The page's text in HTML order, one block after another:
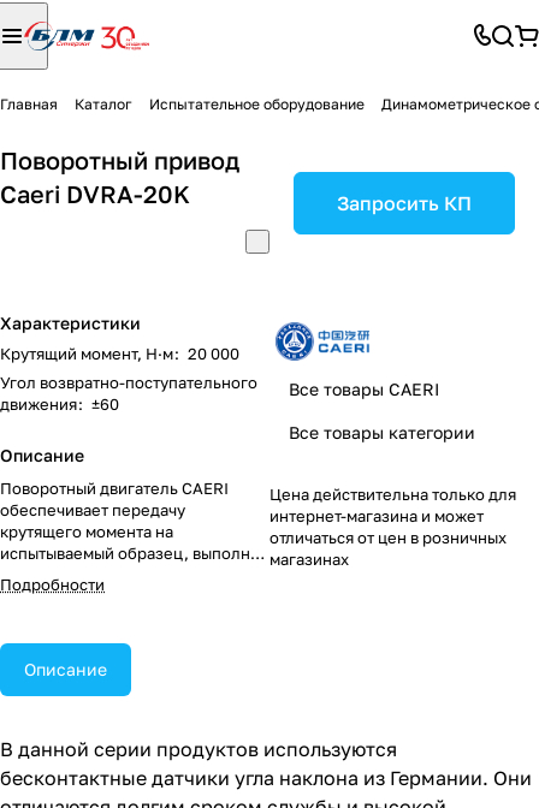
Главная Каталог Испытательное оборудование Динамометрическое
Поворотный привод
Caeri DVRA-20K
Характеристики
Крутящий момент, Н·м: 20 000
Угол возвратно-поступательного
движения: ±60
Описание
Поворотный двигатель CAERI
обеспечивает передачу
крутящего момента на
испытываемый образец, выполняя
высокочастотные возвратно-
поступательные движения.
Подробности
Запросить КП
Все товары CAERI
Все товары категории
Цена действительна только для
интернет-магазина и может
отличаться от цен в розничных
магазинах
Описание
В данной серии продуктов используются
бесконтактные датчики угла наклона из Германии. Они